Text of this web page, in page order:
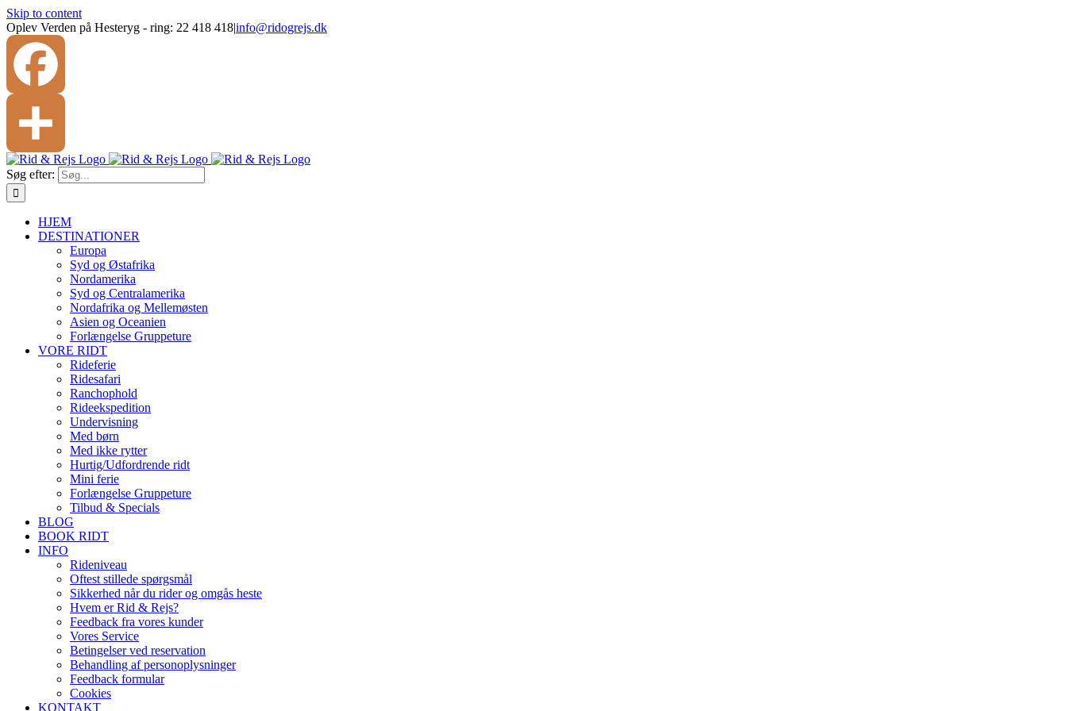
Skip to content
Oplev Verden på Hesteryg - ring: 22 418 418|info@ridogrejs.dk
Facebook
Share
Søg efter:
HJEM
DESTINATIONER
Europa
Syd og Østafrika
Nordamerika
Syd og Centralamerika
Nordafrika og Mellemøsten
Asien og Oceanien
Forlængelse Gruppeture
VORE RIDT
Rideferie
Ridesafari
Ranchophold
Rideekspedition
Undervisning
Med børn
Med ikke rytter
Hurtig/Udfordrende ridt
Mini ferie
Forlængelse Gruppeture
Tilbud & Specials
BLOG
BOOK RIDT
INFO
Rideniveau
Oftest stillede spørgsmål
Sikkerhed når du rider og omgås heste
Hvem er Rid & Rejs?
Feedback fra vores kunder
Vores Service
Betingelser ved reservation
Behandling af personoplysninger
Feedback formular
Cookies
KONTAKT